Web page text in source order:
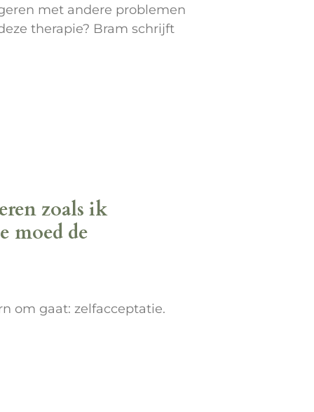
met andere problemen
therapie? Bram schrijft
zoals ik
moed de
om gaat: zelfacceptatie.